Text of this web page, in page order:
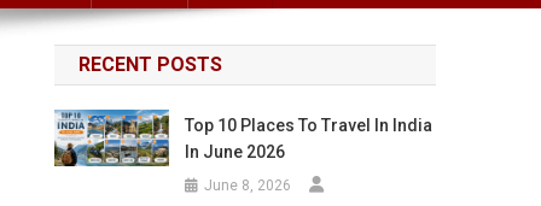
RECENT POSTS
Top 10 Places To Travel In India
In June 2026
June 8, 2026